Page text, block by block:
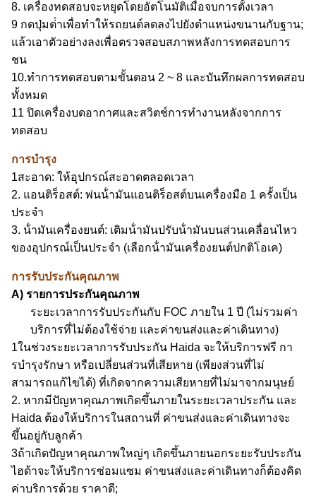
8. เครื่องทดสอบจะหยุดโดยอัตโนมัติเมื่อจบการตั้งเวลา
9 กดปุ่มต่ําเพื่อทําให้รถยนต์ลดลงไปยังตําแหน่งขนานกับฐาน;
แล้วเอาตัวอย่างลงเพื่อตรวจสอบสภาพหลังการทดสอบการ
ชน
10.ทําการทดสอบตามขั้นตอน 2 ~ 8 และบันทึกผลการทดสอบ
ทั้งหมด
11 ปิดเครื่องบดอากาศและสวิตช์การทํางานหลังจากการ
ทดสอบ
การบํารุง
1สะอาด: ให้อุปกรณ์สะอาดตลอดเวลา
2. แอนติร็อสต์: พ่นน้ํามันแอนติร็อสต์บนเครื่องมือ 1 ครั้งเป็น
ประจํา
3. น้ํามันเครื่องยนต์: เติมน้ํามันปรับน้ํามันบนส่วนเคลื่อนไหว
ของอุปกรณ์เป็นประจํา (เลือกน้ํามันเครื่องยนต์ปกติโอเค)
การรับประกันคุณภาพ
A) รายการประกันคุณภาพ
ระยะเวลาการรับประกันกับ FOC ภายใน 1 ปี (ไม่รวมค่า
บริการที่ไม่ต้องใช้จ่าย และค่าขนส่งและค่าเดินทาง)
1ในช่วงระยะเวลาการรับประกัน Haida จะให้บริการฟรี กา
รบํารุงรักษา หรือเปลี่ยนส่วนที่เสียหาย (เพียงส่วนที่ไม่
สามารถแก้ไขได้) ที่เกิดจากความเสียหายที่ไม่มาจากมนุษย์
2. หากมีปัญหาคุณภาพเกิดขึ้นภายในระยะเวลาประกัน และ
Haida ต้องให้บริการในสถานที่ ค่าขนส่งและค่าเดินทางจะ
ขึ้นอยู่กับลูกค้า
3ถ้าเกิดปัญหาคุณภาพใหญ่ๆ เกิดขึ้นภายนอกระยะรับประกัน
ไฮด้าจะให้บริการซ่อมแซม ค่าขนส่งและค่าเดินทางก็ต้องคิด
ค่าบริการด้วย ราคาดี;